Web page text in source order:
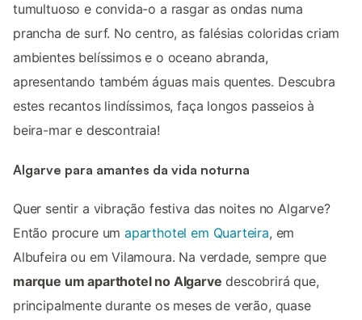
tumultuoso e convida-o a rasgar as ondas numa
prancha de surf. No centro, as falésias coloridas criam
ambientes belíssimos e o oceano abranda,
apresentando também águas mais quentes. Descubra
estes recantos lindíssimos, faça longos passeios à
beira-mar e descontraia!
Algarve para amantes da vida noturna
Quer sentir a vibração festiva das noites no Algarve?
Então procure umaparthotel em Quarteira, em
Albufeira ou em Vilamoura. Na verdade, sempre que
marque um aparthotel no Algarve descobrirá que,
principalmente durante os meses de verão, quase